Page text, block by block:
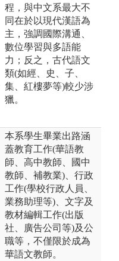
程，與中文系最大不
同在於以現代漢語為
主，強調國際溝通、
數位學習與多語能
力；反之，古代語文
類(如經、史、子、
集、紅樓夢等)較少涉
獵。
本系學生畢業出路涵
蓋教育工作(華語教
師、高中教師、國中
教師、補教業)、行政
工作(學校行政人員、
業務助理等)、文字及
教材編輯工作(出版
社、廣告公司等)及公
職等，不僅限於成為
華語文教師。